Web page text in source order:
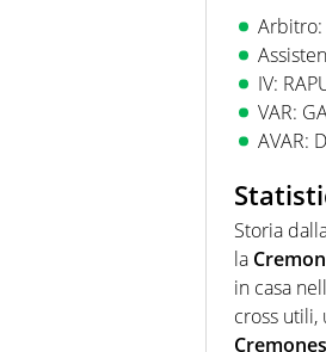
Arbitro:
IV:
VAR:
AVAR:
Storia
la
in casa
cross utili,